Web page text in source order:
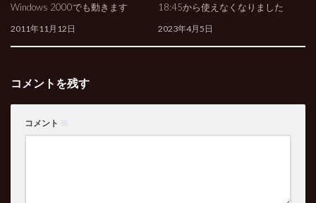
Windows 2000でも動きます
2011年11月12日
18:45から使えなくなりました
2023年4月5日
コメントを残す
コメント ※